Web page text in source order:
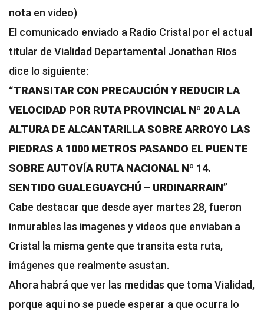
nota en video)
El comunicado enviado a Radio Cristal por el actual
titular de Vialidad Departamental Jonathan Rios
dice lo siguiente:
“TRANSITAR CON PRECAUCIÓN Y REDUCIR LA
VELOCIDAD POR RUTA PROVINCIAL Nº 20 A LA
ALTURA DE ALCANTARILLA SOBRE ARROYO LAS
PIEDRAS A 1000 METROS PASANDO EL PUENTE
SOBRE AUTOVÍA RUTA NACIONAL Nº 14.
SENTIDO GUALEGUAYCHÚ – URDINARRAIN”
Cabe destacar que desde ayer martes 28, fueron
inmurables las imagenes y videos que enviaban a
Cristal la misma gente que transita esta ruta,
imágenes que realmente asustan.
Ahora habrá que ver las medidas que toma Vialidad,
porque aqui no se puede esperar a que ocurra lo